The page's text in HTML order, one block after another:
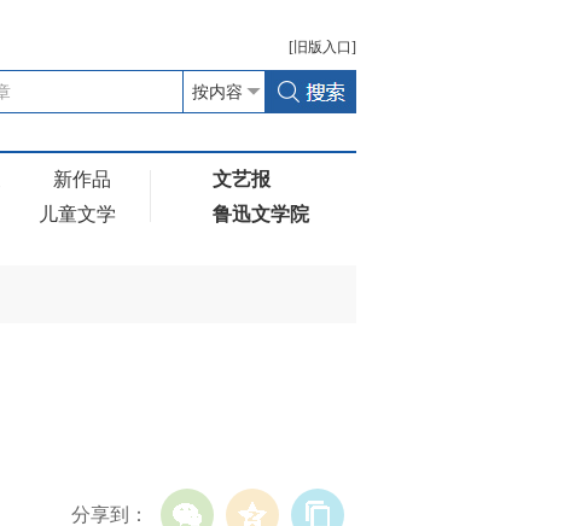
[ 旧版 入口]
新作品
儿童文学
文艺报
鲁迅文学院
分享到：